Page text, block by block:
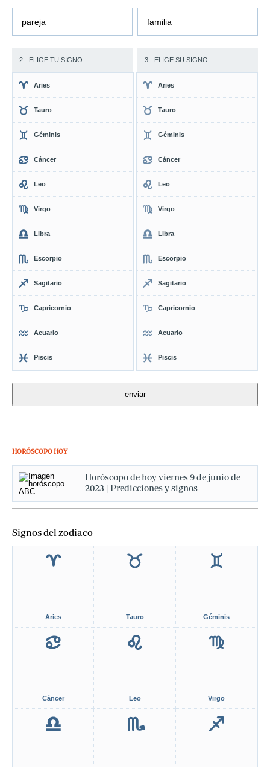
pareja familia
2.- ELIGE TU SIGNO 3.- ELIGE SU SIGNO
Aries
Tauro
Géminis
Cáncer
Leo
Virgo
Libra
Escorpio
Sagitario
Capricornio
Acuario
Piscis
Aries
Tauro
Géminis
Cáncer
Leo
Virgo
Libra
Escorpio
Sagitario
Capricornio
Acuario
Piscis
HORÓSCOPO HOY
Horóscopo de hoy viernes 9 de junio de
2023 | Predicciones y signos
Signos del zodiaco
Aries Tauro Géminis
Cáncer Leo Virgo